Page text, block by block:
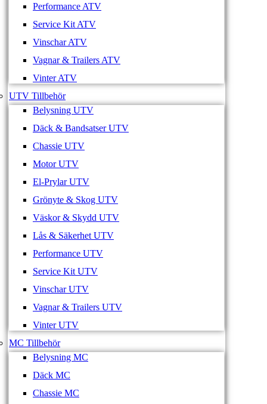
Performance ATV
Service Kit ATV
Vinschar ATV
Vagnar & Trailers ATV
Vinter ATV
UTV Tillbehör
Belysning UTV
Däck & Bandsatser UTV
Chassie UTV
Motor UTV
El-Prylar UTV
Grönyte & Skog UTV
Väskor & Skydd UTV
Lås & Säkerhet UTV
Performance UTV
Service Kit UTV
Vinschar UTV
Vagnar & Trailers UTV
Vinter UTV
MC Tillbehör
Belysning MC
Däck MC
Chassie MC